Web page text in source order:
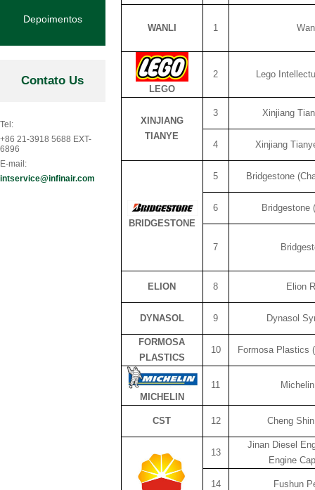
Depoimentos
Contato Us
Tel:
+86 21-3918 5688 EXT-
6896
E-mail:
intservice@infinair.com
WANLI 1
LEGO
2 Lego
XINJIANG
TIANYE
3 Xinjiang
4 Xinjiang
BRIDGESTONE
5 Bridgestone
6 Bridgestone
7
ELION 8 Elion
DYNASOL 9 Dynasol
FORMOSA
PLASTICS
10 Formosa Plastics
MICHELIN
11
CST 12 Cheng
13
Jinan Diesel
Engine
14 Fushun